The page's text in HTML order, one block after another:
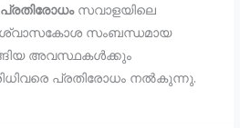
സവാളയിലെ
സംബന്ധമായ
അവസ്ഥകൾക്കും
പ്രതിരോധം നൽകുന്നു.